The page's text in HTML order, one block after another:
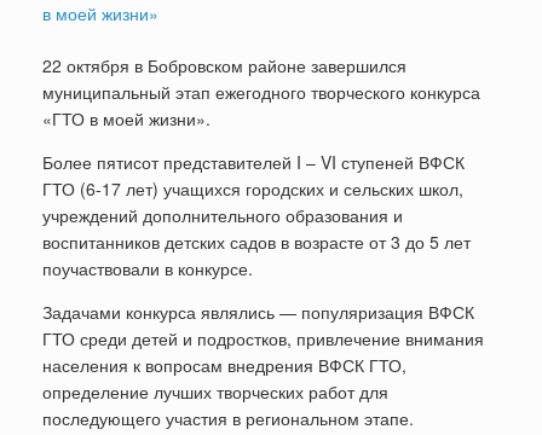
22 октября в Бобровском районе завершился
муниципальный этап ежегодного творческого конкурса
«ГТО в моей жизни».
Более пятисот представителей I – VI ступеней ВФСК
ГТО (6-17 лет) учащихся городских и сельских школ,
учреждений дополнительного образования и
воспитанников детских садов в возрасте от 3 до 5 лет
поучаствовали в конкурсе.
Задачами конкурса являлись — популяризация ВФСК
ГТО среди детей и подростков, привлечение внимания
населения к вопросам внедрения ВФСК ГТО,
определение лучших творческих работ для
последующего участия в региональном этапе.